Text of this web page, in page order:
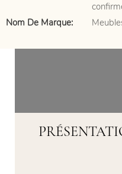
Nom De Marque: